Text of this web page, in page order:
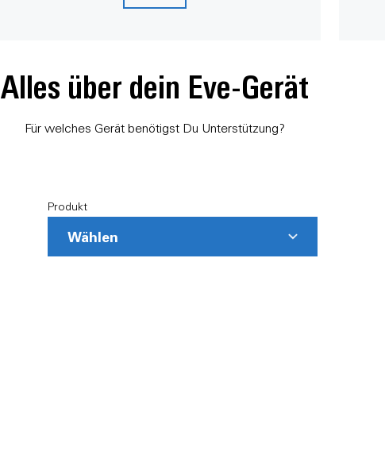
Alles über dein Eve-Gerät
Für welches Gerät benötigst Du Unterstützung?
Produkt
Wählen